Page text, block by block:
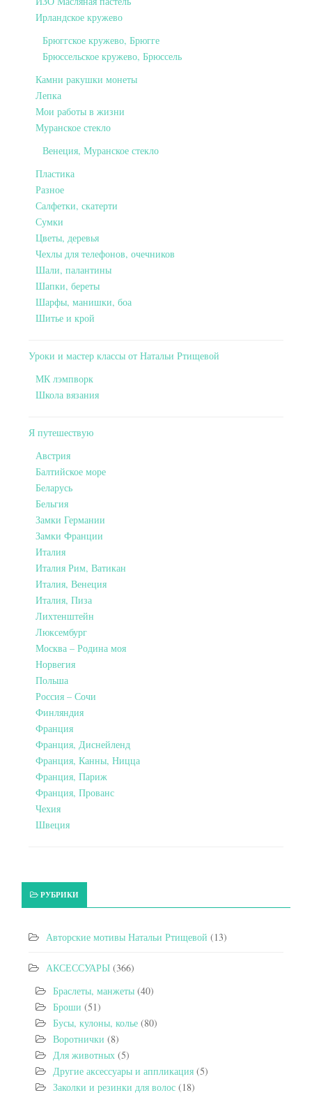
Ирландское кружево
Брюггское кружево, Брюгге
Брюссельское кружево, Брюссель
Камни ракушки монеты
Лепка
Мои работы в жизни
Муранское стекло
Венеция, Муранское стекло
Пластика
Разное
Салфетки, скатерти
Сумки
Цветы, деревья
Чехлы для телефонов, очечников
Шали, палантины
Шапки, береты
Шарфы, манишки, боа
Шитье и крой
Уроки и мастер классы от Натальи Ртищевой
МК лэмпворк
Школа вязания
Я путешествую
Австрия
Балтийское море
Беларусь
Бельгия
Замки Германии
Замки Франции
Италия
Италия Рим, Ватикан
Италия, Венеция
Италия, Пиза
Лихтенштейн
Люксембург
Москва – Родина моя
Норвегия
Польша
Россия – Сочи
Финляндия
Франция
Франция, Диснейленд
Франция, Канны, Ницца
Франция, Париж
Франция, Прованс
Чехия
Швеция
РУБРИКИ
Авторские мотивы Натальи Ртищевой (13)
АКСЕССУАРЫ (366)
Браслеты, манжеты (40)
Броши (51)
Бусы, кулоны, колье (80)
Воротнички (8)
Для животных (5)
Другие аксессуары и аппликация (5)
Заколки и резинки для волос (18)